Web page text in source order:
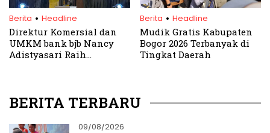
Berita . Headline
Direktur Komersial dan
UMKM bank bjb Nancy
Adistyasari Raih
Berita . Headline
Mudik Gratis Kabupaten
Bogor 2026 Terbanyak di
Tingkat Daerah
BERITA TERBARU
09/08/2026